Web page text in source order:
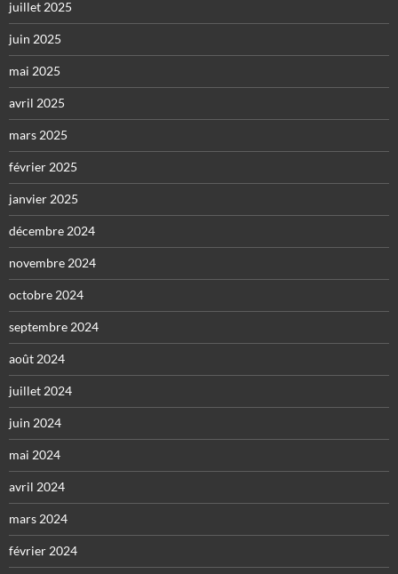
juillet 2025
juin 2025
mai 2025
avril 2025
mars 2025
février 2025
janvier 2025
décembre 2024
novembre 2024
octobre 2024
septembre 2024
août 2024
juillet 2024
juin 2024
mai 2024
avril 2024
mars 2024
février 2024